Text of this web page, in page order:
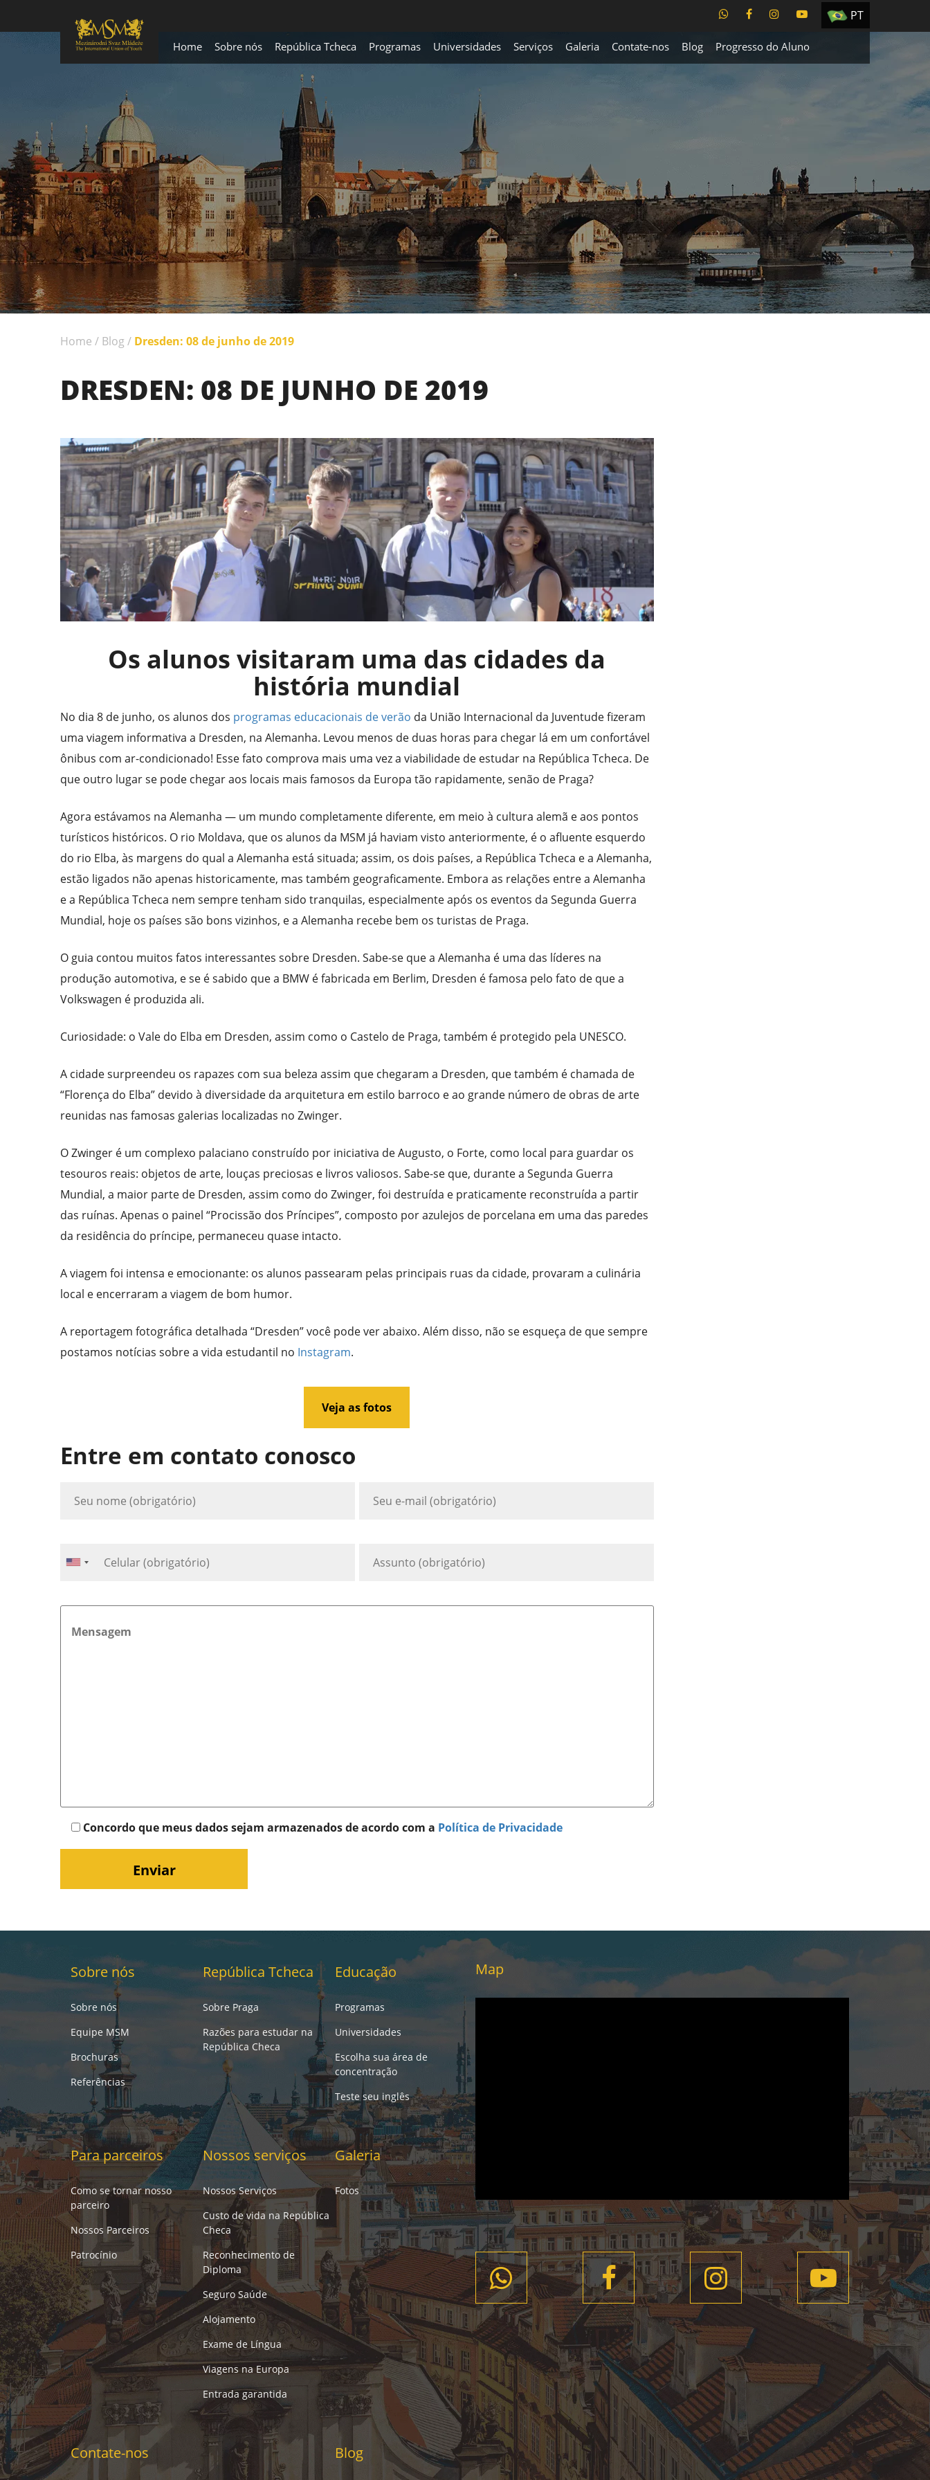
ES
PT
Home Sobre nós República Tcheca Programas Universidades Serviços Galeria Contate-nos Blog Progresso do Aluno
Home / Blog / Dresden: 08 de junho de 2019
DRESDEN: 08 DE JUNHO DE 2019
Os alunos visitaram uma das cidades da
história mundial
No dia 8 de junho, os alunos dos programas educacionais de verão da União Internacional da Juventude fizeram
uma viagem informativa a Dresden, na Alemanha. Levou menos de duas horas para chegar lá em um confortável
ônibus com ar-condicionado! Esse fato comprova mais uma vez a viabilidade de estudar na República Tcheca. De
que outro lugar se pode chegar aos locais mais famosos da Europa tão rapidamente, senão de Praga?
Agora estávamos na Alemanha — um mundo completamente diferente, em meio à cultura alemã e aos pontos
turísticos históricos. O rio Moldava, que os alunos da MSM já haviam visto anteriormente, é o afluente esquerdo
do rio Elba, às margens do qual a Alemanha está situada; assim, os dois países, a República Tcheca e a Alemanha,
estão ligados não apenas historicamente, mas também geograficamente. Embora as relações entre a Alemanha
e a República Tcheca nem sempre tenham sido tranquilas, especialmente após os eventos da Segunda Guerra
Mundial, hoje os países são bons vizinhos, e a Alemanha recebe bem os turistas de Praga.
O guia contou muitos fatos interessantes sobre Dresden. Sabe-se que a Alemanha é uma das líderes na
produção automotiva, e se é sabido que a BMW é fabricada em Berlim, Dresden é famosa pelo fato de que a
Volkswagen é produzida ali.
Curiosidade: o Vale do Elba em Dresden, assim como o Castelo de Praga, também é protegido pela UNESCO.
A cidade surpreendeu os rapazes com sua beleza assim que chegaram a Dresden, que também é chamada de
“Florença do Elba” devido à diversidade da arquitetura em estilo barroco e ao grande número de obras de arte
reunidas nas famosas galerias localizadas no Zwinger.
O Zwinger é um complexo palaciano construído por iniciativa de Augusto, o Forte, como local para guardar os
tesouros reais: objetos de arte, louças preciosas e livros valiosos. Sabe-se que, durante a Segunda Guerra
Mundial, a maior parte de Dresden, assim como do Zwinger, foi destruída e praticamente reconstruída a partir
das ruínas. Apenas o painel “Procissão dos Príncipes”, composto por azulejos de porcelana em uma das paredes
da residência do príncipe, permaneceu quase intacto.
A viagem foi intensa e emocionante: os alunos passearam pelas principais ruas da cidade, provaram a culinária
local e encerraram a viagem de bom humor.
A reportagem fotográfica detalhada “Dresden” você pode ver abaixo. Além disso, não se esqueça de que sempre
postamos notícias sobre a vida estudantil no Instagram.
Veja as fotos
Entre em contato conosco
Concordo que meus dados sejam armazenados de acordo com a Política de Privacidade
Sobre nós
Sobre nós
Equipe MSM
Brochuras
Referências
República Tcheca
Sobre Praga
Razões para estudar na
República Checa
Educação
Programas
Universidades
Escolha sua área de
concentração
Teste seu inglês
Para parceiros
Como se tornar nosso
parceiro
Nossos Parceiros
Patrocínio
Nossos serviços
Nossos Serviços
Custo de vida na República
Checa
Reconhecimento de
Diploma
Seguro Saúde
Alojamento
Exame de Língua
Viagens na Europa
Entrada garantida
Galeria
Fotos
Contate-nos Blog
Map